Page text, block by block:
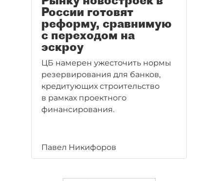
России готовят
реформу, сравнимую
с переходом на
эскроу
ЦБ намерен ужесточить нормы
резервирования для банков,
кредитующих строительство
в рамках проектного
финансирования.
Павел Никифоров